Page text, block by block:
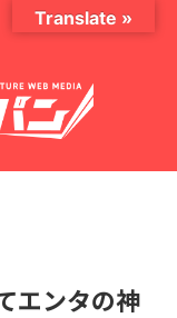
エンタの神
Translate »